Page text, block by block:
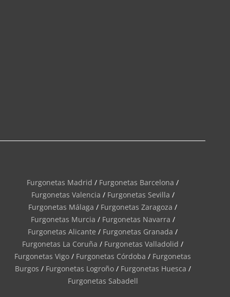
Furgonetas Madrid / Furgonetas Barcelona /
Furgonetas Valencia / Furgonetas Sevilla /
Furgonetas Málaga / Furgonetas Zaragoza /
Furgonetas Murcia / Furgonetas Navarra /
Furgonetas Alicante / Furgonetas Granada /
Furgonetas La Coruña / Furgonetas Valladolid /
Furgonetas Vigo / Furgonetas Córdoba / Furgonetas
Burgos / Furgonetas Logroño/ Furgonetas Huesca /
Furgonetas Sabadell